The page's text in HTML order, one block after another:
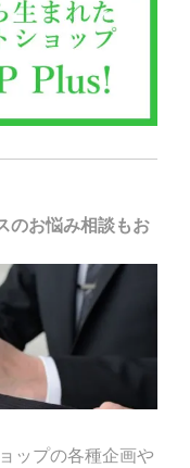
のお悩み相談もお
ップの各種企画や